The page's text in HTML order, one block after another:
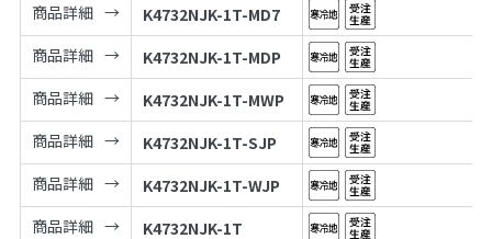
商品詳細
K4732NJK-1T-MD7
商品詳細
K4732NJK-1T-MDP
商品詳細
K4732NJK-1T-MWP
商品詳細
K4732NJK-1T-SJP
商品詳細
K4732NJK-1T-WJP
商品詳細
K4732NJK-1T